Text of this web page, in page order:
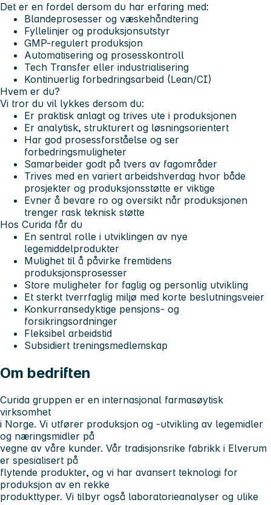
Det er en fordel dersom du har erfaring med:
Blandeprosesser og væskehåndtering
Fyllelinjer og produksjonsutstyr
GMP-regulert produksjon
Automatisering og prosesskontroll
Tech Transfer eller industrialisering
Kontinuerlig forbedringsarbeid (Lean/CI)
Hvem er du?
Vi tror du vil lykkes dersom du:
Er praktisk anlagt og trives ute i produksjonen
Er analytisk, strukturert og løsningsorientert
Har god prosessforståelse og ser
forbedringsmuligheter
Samarbeider godt på tvers av fagområder
Trives med en variert arbeidshverdag hvor både
prosjekter og produksjonsstøtte er viktige
Evner å bevare ro og oversikt når produksjonen
trenger rask teknisk støtte
Hos Curida får du
En sentral rolle i utviklingen av nye
legemiddelprodukter
Mulighet til å påvirke fremtidens
produksjonsprosesser
Store muligheter for faglig og personlig utvikling
Et sterkt tverrfaglig miljø med korte beslutningsveier
Konkurransedyktige pensjons- og
forsikringsordninger
Fleksibel arbeidstid
Subsidiert treningsmedlemskap
Om bedriften
Curida gruppen er en internasjonal farmasøytisk
virksomhet
i Norge. Vi utfører produksjon og -utvikling av legemidler
og næringsmidler på
vegne av våre kunder. Vår tradisjonsrike fabrikk i Elverum
er spesialisert på
flytende produkter, og vi har avansert teknologi for
produksjon av en rekke
produkttyper. Vi tilbyr også laboratorieanalyser og ulike